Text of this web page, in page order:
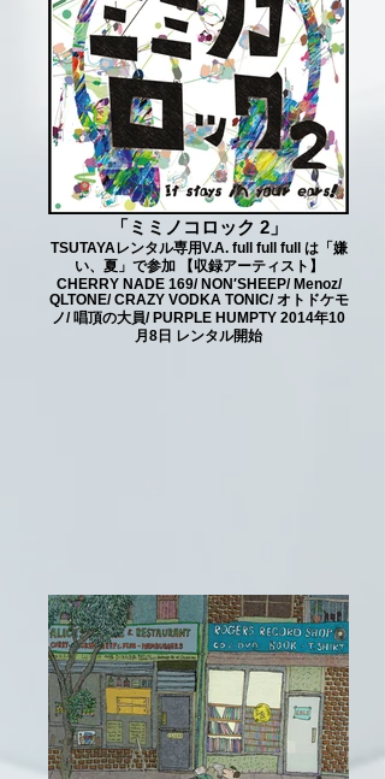
「ミミノコロック 2」
TSUTAYAレンタル専用V.A. full full full は「嫌
い、夏」で参加 【収録アーティスト】
CHERRY NADE 169/ NON′SHEEP/ Menoz/
QLTONE/ CRAZY VODKA TONIC/ オトドケモ
ノ/ 唱頂の大員/ PURPLE HUMPTY 2014年10
月8日 レンタル開始